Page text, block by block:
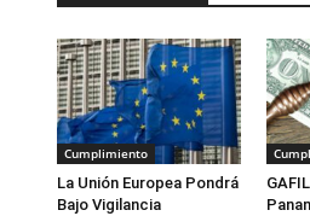
Cumplimiento
La Unión Europea Pondrá
Bajo Vigilancia